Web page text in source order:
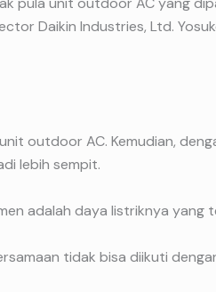
Daikin Industries, Ltd.
outdoor AC. Kemudian,
lebih sempit.
adalah daya listriknya
tidak bisa diikuti